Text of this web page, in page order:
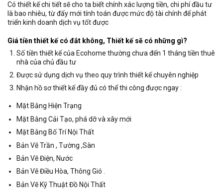
Có thiết kế chi tiết sẽ cho ta biết chính xác lượng tiền, chi phí đầu tư
là bao nhiêu, từ đấy mới tính toán được mức độ tài chính để phát
triển kinh doanh dịch vụ tốt được
Giá tiền thiết kế có đắt không, Thiết kế sẽ có những gì?
Số tiền thiết kế của Ecohome thường chưa đến 1 tháng tiền thuê
nhà của chủ đầu tư
Được sử dụng dịch vụ theo quy trình thiết kế chuyên nghiệp
Nhận hồ sơ thiết kế đầy đủ có thể thi công được ngay :
Mặt Bằng Hiện Trạng
Mặt Bằng Cải Tạo, phá dỡ và xây mới
Mặt Bằng Bố Trí Nội Thất
Bản Vẽ Trần , Tường ,Sàn
Bản Vẽ Điện, Nước
Bản Vẽ Điều Hòa, Thông Gió .
Bản Vẽ Kỹ Thuật Đồ Nội Thất